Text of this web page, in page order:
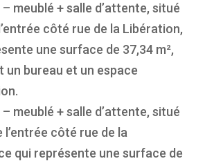
– meublé + salle d’attente, situé
côté rue de la Libération,
une surface de 37,34 m²,
un bureau et un espace
– meublé + salle d’attente, situé
l’entrée côté rue de la
qui représente une surface de